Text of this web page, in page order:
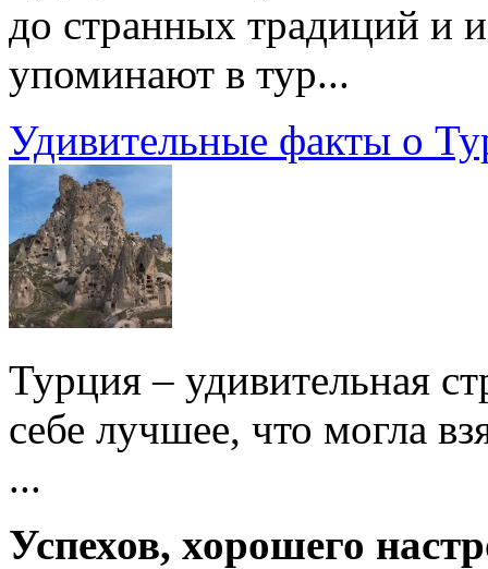
до странных традиций и
упоминают в тур...
Удивительные факты о
Турция – удивительная
себе лучшее, что могла
...
Успехов, хорошего